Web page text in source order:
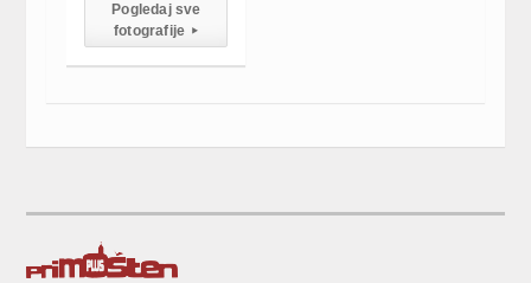
Pogledaj sve
fotografije▸